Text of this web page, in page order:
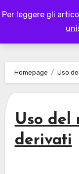
Per leggere gli
to
Homepage Uso
Uso del
derivati